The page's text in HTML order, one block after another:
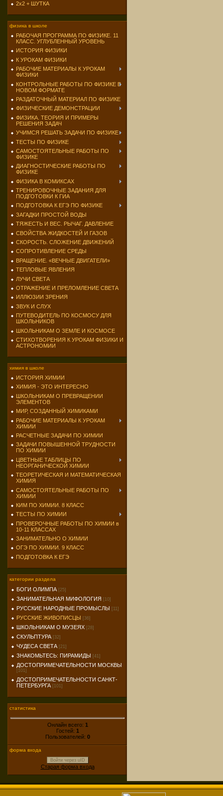
2х2 + ШУТКА
физика в школе
РАБОЧАЯ ПРОГРАММА ПО ФИЗИКЕ. 11
КЛАСС. УГЛУБЛЕННЫЙ УРОВЕНЬ
ИСТОРИЯ ФИЗИКИ
К УРОКАМ ФИЗИКИ
РАБОЧИЕ МАТЕРИАЛЫ К УРОКАМ
ФИЗИКИ
КОНТРОЛЬНЫЕ РАБОТЫ ПО ФИЗИКЕ В
НОВОМ ФОРМАТЕ
РАЗДАТОЧНЫЙ МАТЕРИАЛ ПО ФИЗИКЕ
ФИЗИЧЕСКИЕ ДЕМОНСТРАЦИИ
ФИЗИКА. ТЕОРИЯ И ПРИМЕРЫ
РЕШЕНИЯ ЗАДАЧ
УЧИМСЯ РЕШАТЬ ЗАДАЧИ ПО ФИЗИКЕ
ТЕСТЫ ПО ФИЗИКЕ
САМОСТОЯТЕЛЬНЫЕ РАБОТЫ ПО
ФИЗИКЕ
ДИАГНОСТИЧЕСКИЕ РАБОТЫ ПО
ФИЗИКЕ
ФИЗИКА В КОМИКСАХ
ТРЕНИРОВОЧНЫЕ ЗАДАНИЯ ДЛЯ
ПОДГОТОВКИ К ГИА
ПОДГОТОВКА К ЕГЭ ПО ФИЗИКЕ
ЗАГАДКИ ПРОСТОЙ ВОДЫ
ТЯЖЕСТЬ И ВЕС. РЫЧАГ. ДАВЛЕНИЕ
СВОЙСТВА ЖИДКОСТЕЙ И ГАЗОВ
СКОРОСТЬ. СЛОЖЕНИЕ ДВИЖЕНИЙ
СОПРОТИВЛЕНИЕ СРЕДЫ
ВРАЩЕНИЕ. «ВЕЧНЫЕ ДВИГАТЕЛИ»
ТЕПЛОВЫЕ ЯВЛЕНИЯ
ЛУЧИ СВЕТА
ОТРАЖЕНИЕ И ПРЕЛОМЛЕНИЕ СВЕТА
ИЛЛЮЗИИ ЗРЕНИЯ
ЗВУК И СЛУХ
ПУТЕВОДИТЕЛЬ ПО КОСМОСУ ДЛЯ
ШКОЛЬНИКОВ
ШКОЛЬНИКАМ О ЗЕМЛЕ И КОСМОСЕ
СТИХОТВОРЕНИЯ К УРОКАМ ФИЗИКИ И
АСТРОНОМИИ
химия в школе
ИСТОРИЯ ХИМИИ
ХИМИЯ - ЭТО ИНТЕРЕСНО
ШКОЛЬНИКАМ О ПРЕВРАЩЕНИИ
ЭЛЕМЕНТОВ
МИР, СОЗДАННЫЙ ХИМИКАМИ
РАБОЧИЕ МАТЕРИАЛЫ К УРОКАМ
ХИМИИ
РАСЧЕТНЫЕ ЗАДАЧИ ПО ХИМИИ
ЗАДАЧИ ПОВЫШЕННОЙ ТРУДНОСТИ
ПО ХИМИИ
ЦВЕТНЫЕ ТАБЛИЦЫ ПО
НЕОРГАНИЧЕСКОЙ ХИМИИ
ТЕОРЕТИЧЕСКАЯ И МАТЕМАТИЧЕСКАЯ
ХИМИЯ
САМОСТОЯТЕЛЬНЫЕ РАБОТЫ ПО
ХИМИИ
КИМ ПО ХИМИИ. 8 КЛАСС
ТЕСТЫ ПО ХИМИИ
ПРОВЕРОЧНЫЕ РАБОТЫ ПО ХИМИИ в
10-11 КЛАССАХ
ЗАНИМАТЕЛЬНО О ХИМИИ
ОГЭ ПО ХИМИИ. 9 КЛАСС
ПОДГОТОВКА К ЕГЭ
категории раздела
БОГИ ОЛИМПА [25]
ЗАНИМАТЕЛЬНАЯ МИФОЛОГИЯ [10]
РУССКИЕ НАРОДНЫЕ ПРОМЫСЛЫ [11]
РУССКИЕ ЖИВОПИСЦЫ [36]
ШКОЛЬНИКАМ О МУЗЕЯХ [28]
СКУЛЬПТУРА [32]
ЧУДЕСА СВЕТА [21]
ЗНАКОМЬТЕСЬ: ПИРАМИДЫ [41]
ДОСТОПРИМЕЧАТЕЛЬНОСТИ МОСКВЫ
[101]
ДОСТОПРИМЕЧАТЕЛЬНОСТИ САНКТ-
ПЕТЕРБУРГА [101]
статистика
Онлайн всего: 1
Гостей: 1
Пользователей: 0
форма входа
Войти через uID
Старая форма входа